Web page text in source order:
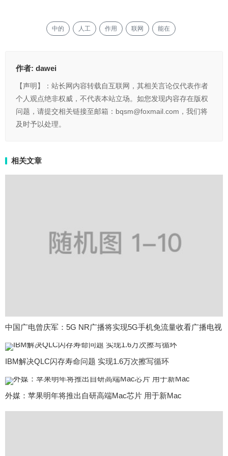
中的 人工 作用 联网 能在
作者: dawei
【声明】：站长网内容转载自互联网，其相关言论仅代表作者
个人观点绝非权威，不代表本站立场。如您发现内容存在版权
问题，请提交相关链接至邮箱：bqsm@foxmail.com，我们将
及时予以处理。
相关文章
中国广电曾庆军：5G NR广播将实现5G手机免流量收看广播电视
IBM解决QLC闪存寿命问题 实现1.6万次擦写循环
外媒：苹果明年将推出自研高端Mac芯片 用于新Mac